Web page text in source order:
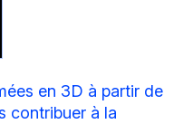
en 3D à partir de
contribuer à la